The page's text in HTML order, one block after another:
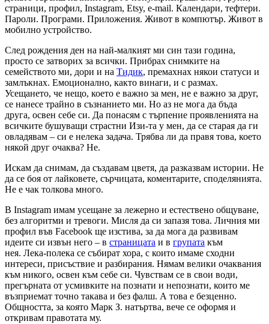
страници, профил, Instagram, Etsy, e-mail. Календари, тефтери.
Пароли. Програми. Приложения. Живот в компютър. Живот в
мобилно устройство.
След рождения ден на най-малкият ми син тази година,
просто се затворих за всички. Прибрах снимките на
семейството ми, дори и на Тидик, премахнах някои статуси и
замлъкнах. Емоционално, както винаги, и с размах.
Усещането, че нещо, което е важно за мен, не е важно за друг,
се нанесе трайно в съзнанието ми. Но аз не мога да бъда
друга, освен себе си. Да понасям с търпение проявленията на
всичките бушуващи страстни Изи-та у мен, да се старая да ги
овладявам – си е нелека задача. Трябва ли да правя това, което
някой друг очаква? Не.
Искам да снимам, да създавам цветя, да разказвам истории. Не
да се боя от лайковете, сърчицата, коментарите, споделянията.
Не е чак толкова много.
В Instagram имам усещане за лежерно и естествено общуване,
без алгоритми и тревоги. Мисля да си запазя това. Личния ми
профил във Facebook ще изстива, за да мога да развивам
идеите си извън него – в страницата и в групата към
нея. Лека-полека се събират хора, с които имаме сходни
интереси, присъствие и разбирания. Нямам велики очаквания
към никого, освен към себе си. Чувствам се в свои води,
прегърната от усмивките на познати и непознати, които ме
възприемат точно такава и без фалш. А това е безценно.
Общността, за която Марк З. натъртва, вече се оформя и
откривам правотата му.